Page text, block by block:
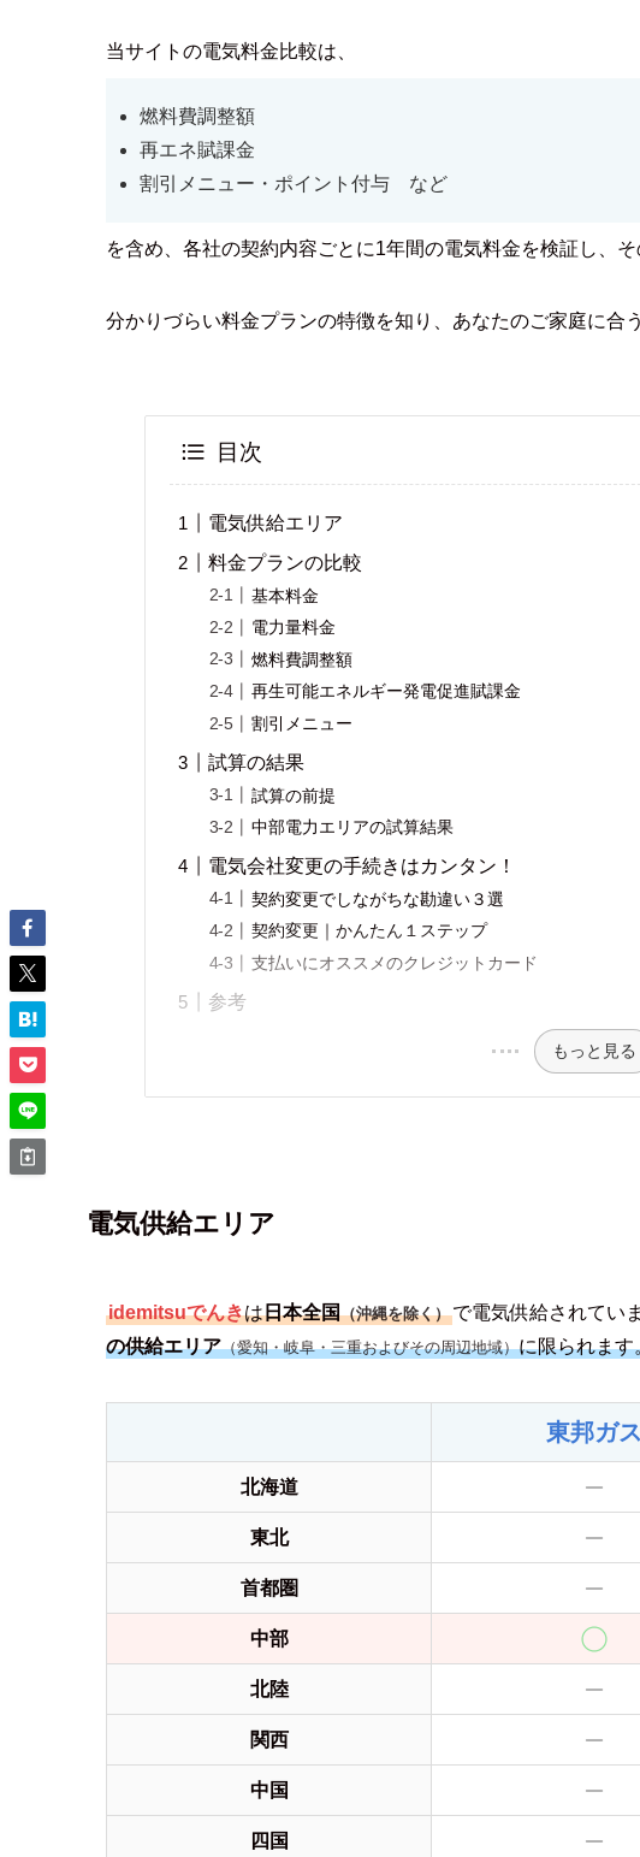
当サイトの電気料金比較は、
燃料費調整額
再エネ賦課金
割引メニュー・ポイント付与 など
を含め、各社の契約内容ごとに1年間の電気料金を検証し、そ
分かりづらい料金プランの特徴を知り、あなたのご家庭に合
目次
電気供給エリア
料金プランの比較
基本料金
電力量料金
燃料費調整額
再生可能エネルギー発電促進賦課金
割引メニュー
試算の結果
試算の前提
中部電力エリアの試算結果
電気会社変更の手続きはカンタン！
契約変更でしながちな勘違い３選
契約変更｜かんたん１ステップ
支払いにオススメのクレジットカード
参考
もっと見る
電気供給エリア
idemitsuでんきは日本全国（沖縄を除く） で電気供給されてい
の供給エリア（愛知・岐阜・三重およびその周辺地域）に限られます
東邦ガス
北海道
東北
首都圏
中部
北陸
関西
中国
四国